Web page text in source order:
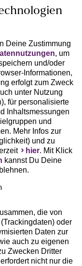
Deine Zustimmung
, um
und/oder
Informationen,
erfolgt zum Zweck
unter Nutzung
für personalisierte
Inhaltsmessungen
und
Mehr Infos zur
und zu
hier. Mit Klick
kannst Du Deine
die von
oder
Daten zur
auch zu eigenen
Zwecken Dritter
nicht nur die